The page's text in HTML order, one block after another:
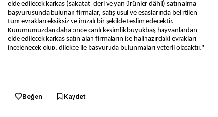
elde edilecek karkas (sakatat, deri ve yan ürünler dâhil) satın alma
başvurusunda bulunan firmalar, satış usul ve esaslarında belirtilen
tüm evrakları eksiksiz ve imzalı bir şekilde teslim edecektir.
Kurumumuzdan daha önce canlı kesimlik büyükbaş hayvanlardan
elde edilecek karkas satın alan firmaların ise halihazırdaki evrakları
incelenecek olup, dilekçe ile başvuruda bulunmaları yeterli olacaktır."
Beğen Kaydet